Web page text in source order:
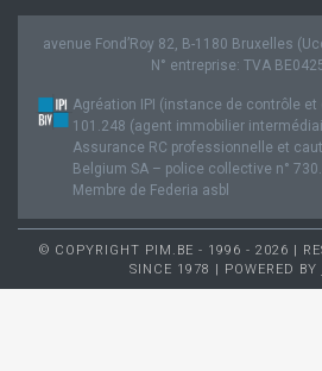
avenue Fond’Roy 82, B-1180 Bruxelles
N° entreprise: TVA
Agréation IPI (instance de contrôle et
101.248 (agent immobilier
Assurance RC professionnelle et
Belgium SA – police collective n°
Membre de Federia asbl
© COPYRIGHT PIM.BE - 1996 - 2026 |
SINCE 1978 | POWERED BY